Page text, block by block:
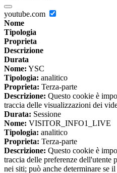
youtube.com
Nome
Tipologia
Proprieta
Descrizione
Durata
Nome: YSC
Tipologia: analitico
Proprieta: Terza-parte
Descrizione: Questo cookie è
traccia delle visualizzazioni dei
Durata: Sessione
Nome: VISITOR_INFO1_LIVE
Tipologia: analitico
Proprieta: Terza-parte
Descrizione: Questo cookie è
traccia delle preferenze dell'utente
nei siti; può anche determinare se